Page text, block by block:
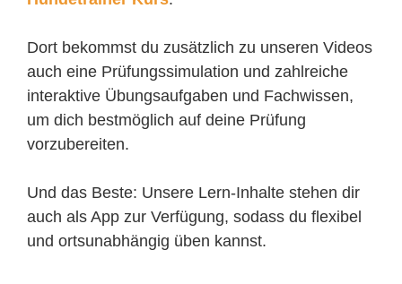
Dort bekommst du zusätzlich zu unseren Videos
auch eine Prüfungssimulation und zahlreiche
interaktive Übungsaufgaben und Fachwissen,
um dich bestmöglich auf deine Prüfung
vorzubereiten.
Und das Beste: Unsere Lern-Inhalte stehen dir
auch als App zur Verfügung, sodass du flexibel
und ortsunabhängig üben kannst.